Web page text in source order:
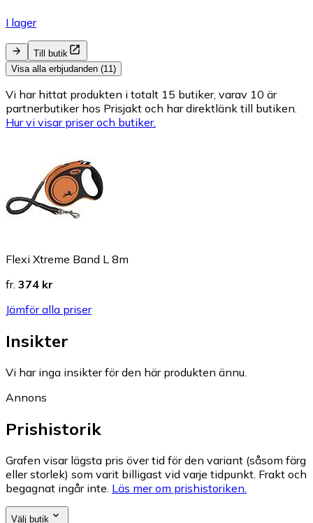
I lager
Till butik
Visa alla erbjudanden (11)
Vi har hittat produkten i totalt 15 butiker, varav 10 är
partnerbutiker hos Prisjakt och har direktlänk till butiken.
Hur vi visar priser och butiker.
Flexi Xtreme Band L 8m
fr. 374 kr
Jämför alla priser
Insikter
Vi har inga insikter för den här produkten ännu.
Annons
Prishistorik
Grafen visar lägsta pris över tid för den variant (såsom färg
eller storlek) som varit billigast vid varje tidpunkt. Frakt och
begagnat ingår inte. Läs mer om prishistoriken.
Välj butik